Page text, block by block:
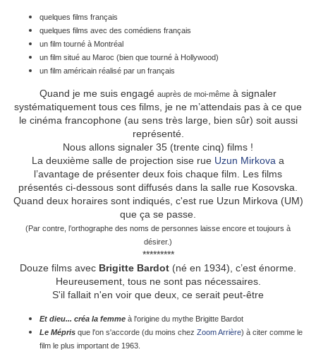
quelques films français
quelques films avec des comédiens français
un film tourné à Montréal
un film situé au Maroc (bien que tourné à Hollywood)
un film américain réalisé par un français
Quand je me suis engagé auprès de moi-même à signaler
systématiquement tous ces films, je ne m’attendais pas à ce que
le cinéma francophone (au sens très large, bien sûr) soit aussi
représenté.
Nous allons signaler 35 (trente cinq) films !
La deuxième salle de projection sise rue Uzun Mirkova a
l’avantage de présenter deux fois chaque film. Les films
présentés ci-dessous sont diffusés dans la salle rue Kosovska.
Quand deux horaires sont indiqués, c'est rue Uzun Mirkova (UM)
que ça se passe.
(Par contre, l’orthographe des noms de personnes laisse encore et toujours à
désirer.)
*********
Douze films avec Brigitte Bardot (né en 1934), c’est énorme.
Heureusement, tous ne sont pas nécessaires.
S'il fallait n'en voir que deux, ce serait peut-être
Et dieu... créa la femme à l'origine du mythe Brigitte Bardot
Le Mépris que l'on s'accorde (du moins chez Zoom Arrière) à citer comme le
film le plus important de 1963.